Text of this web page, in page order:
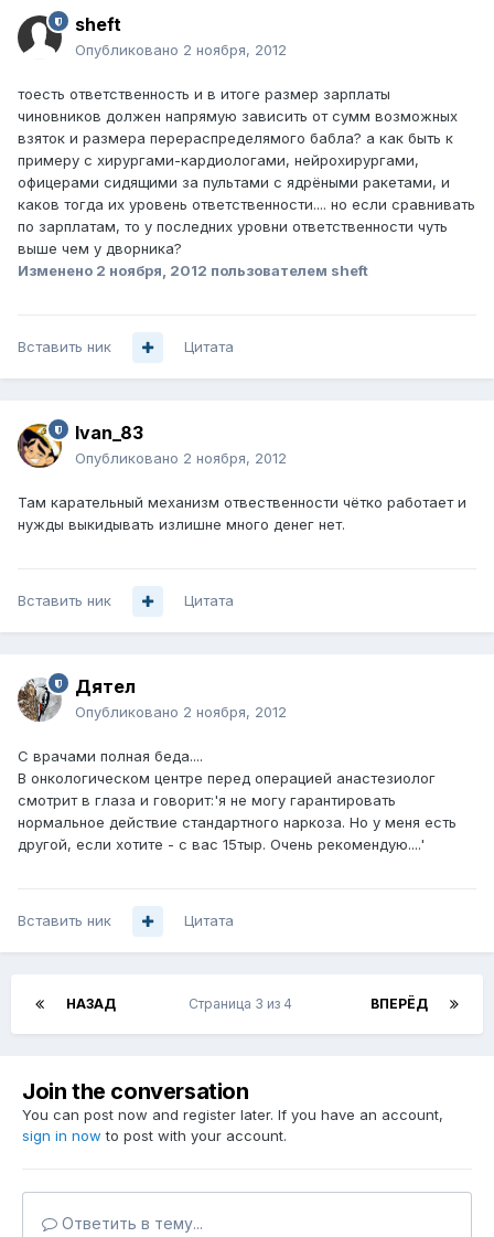
sheft
Опубликовано 2 ноября, 2012
тоесть ответственность и в итоге размер зарплаты
чиновников должен напрямую зависить от сумм возможных
взяток и размера перераспределямого бабла? а как быть к
примеру с хирургами-кардиологами, нейрохирургами,
офицерами сидящими за пультами с ядрёными ракетами, и
каков тогда их уровень ответственности.... но если сравнивать
по зарплатам, то у последних уровни ответственности чуть
выше чем у дворника?
Изменено 2 ноября, 2012 пользователем sheft
Вставить ник Цитата
Ivan_83
Опубликовано 2 ноября, 2012
Там карательный механизм отвественности чётко работает и
нужды выкидывать излишне много денег нет.
Вставить ник Цитата
Дятел
Опубликовано 2 ноября, 2012
С врачами полная беда....
В онкологическом центре перед операцией анастезиолог
смотрит в глаза и говорит:'я не могу гарантировать
нормальное действие стандартного наркоза. Но у меня есть
другой, если хотите - с вас 15тыр. Очень рекомендую....'
Вставить ник Цитата
НАЗАД ВПЕРЁД
Страница 3 из 4
Join the conversation
You can post now and register later. If you have an account,
sign in now to post with your account.
Ответить в тему...